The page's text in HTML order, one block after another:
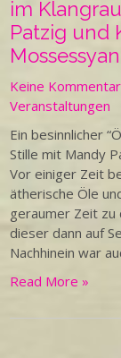
im
Patzig und
Keine
Veranstaltungen
Ein besinnlicher
Stille mit Mandy
Vor einiger Zeit
ätherische Öle
geraumer Zeit zu
dieser dann auf
Nachhinein war
Read More »